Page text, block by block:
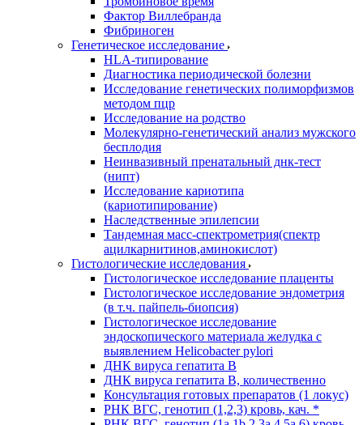
Фактор Виллебранда
Фибриноген
Генетическое исследование
HLA-типирование
Диагностика периодической болезни
Исследование генетических полиморфизмов
методом пцр
Исследование на родство
Молекулярно-генетический анализ мужского
бесплодия
Неинвазивный пренатальный днк-тест
(нипт)
Исследование кариотипа
(кариотипирование)
Наследственные эпилепсии
Тандемная масс-спектрометрия(спектр
ацилкарнитинов,аминокислот)
Гистологические исследования
Гистологическое исследование плаценты
Гистологическое исследование эндометрия
(в т.ч. пайпель-биопсия)
Гистологическое исследование
эндоскопического материала желудка с
выявлением Helicobacter pylori
ДНК вируса гепатита B
ДНК вируса гепатита B, количественно
Консультация готовых препаратов (1 локус)
РНК ВГC, генотип (1,2,3) кровь, кач. *